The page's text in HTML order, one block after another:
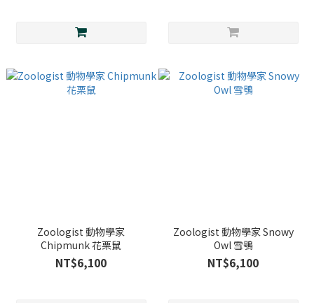
Zoologist 動物學家
Chipmunk 花栗鼠
NT$6,100
Zoologist 動物學家 Snowy
Owl 雪鴞
NT$6,100